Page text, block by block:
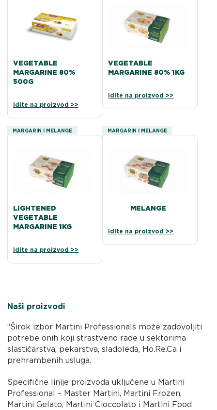
VEGETABLE
MARGARINE 80%
500G
Idite na proizvod >>
VEGETABLE
MARGARINE 80% 1KG
Idite na proizvod >>
MARGARIN I MELANGE
LIGHTENED
VEGETABLE
MARGARINE 1KG
Idite na proizvod >>
MARGARIN I MELANGE
MELANGE
Idite na proizvod >>
Naši proizvodi
“Širok izbor Martini Professionals može zadovoljiti
potrebe onih koji strastveno rade u sektorima
slastičarstva, pekarstva, sladoleda, Ho.Re.Ca i
prehrambenih usluga.
Specifične linije proizvoda uključene u Martini
Professional – Master Martini, Martini Frozen,
Martini Gelato, Martini Cioccolato i Martini Food